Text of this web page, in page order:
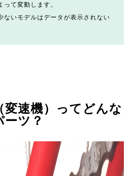
って変動します。
ないモデルはデータが表示されない
変速機）ってどんな
ーツ？